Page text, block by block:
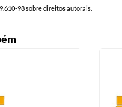
9.610-98 sobre direitos autorais